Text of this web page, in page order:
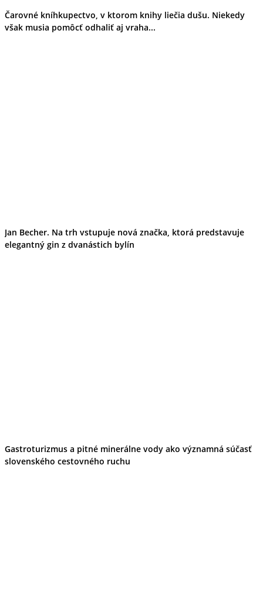
Čarovné kníhkupectvo, v ktorom knihy liečia dušu. Niekedy
však musia pomôcť odhaliť aj vraha...
Jan Becher. Na trh vstupuje nová značka, ktorá predstavuje
elegantný gin z dvanástich bylín
Gastroturizmus a pitné minerálne vody ako významná súčasť
slovenského cestovného ruchu